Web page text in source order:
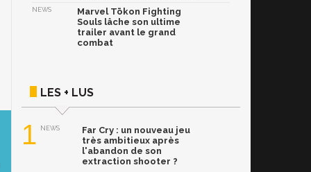
NEWS
Marvel Tōkon Fighting
Souls lâche son ultime
trailer avant le grand
combat
LES + LUS
1 NEWS
Far Cry : un nouveau jeu
très ambitieux après
l'abandon de son
extraction shooter ?